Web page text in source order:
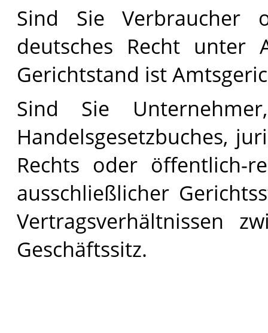
Sind Sie Verbraucher
deutsches Recht unter
Gerichtstand ist
Sind Sie
Handelsgesetzbuches,
Rechts oder öffentlich-
ausschließlicher
Vertragsverhältnissen
Geschäftssitz.